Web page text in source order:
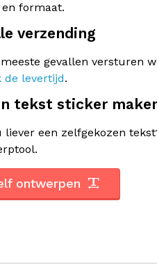
formaat.
verzending
gevallen versturen
de levertijd.
tekst sticker
liever een zelfgekozen
ontwerpen